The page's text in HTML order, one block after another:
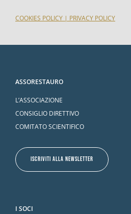
COOKIES POLICY | PRIVACY POLICY
ASSORESTAURO
L’ASSOCIAZIONE
CONSIGLIO DIRETTIVO
COMITATO SCIENTIFICO
ISCRIVITI ALLA NEWSLETTER
I SOCI